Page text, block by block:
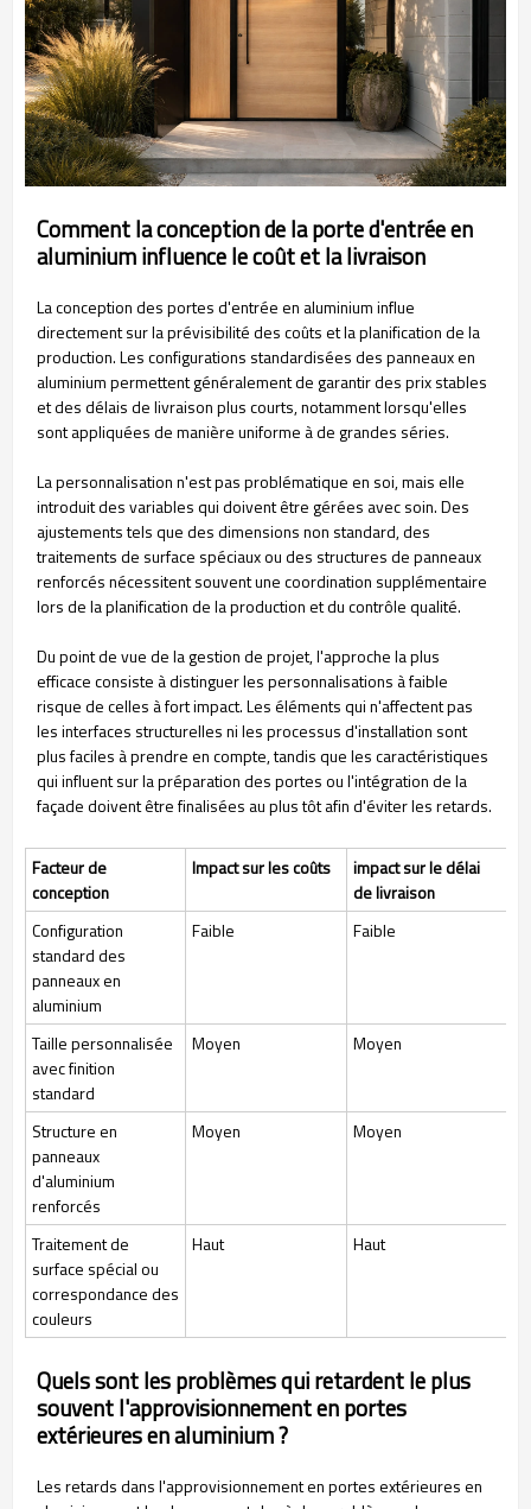
Comment la conception de la porte d'entrée en
aluminium influence le coût et la livraison
La conception des portes d'entrée en aluminium influe
directement sur la prévisibilité des coûts et la planification de la
production. Les configurations standardisées des panneaux en
aluminium permettent généralement de garantir des prix stables
et des délais de livraison plus courts, notamment lorsqu'elles
sont appliquées de manière uniforme à de grandes séries.
La personnalisation n'est pas problématique en soi, mais elle
introduit des variables qui doivent être gérées avec soin. Des
ajustements tels que des dimensions non standard, des
traitements de surface spéciaux ou des structures de panneaux
renforcés nécessitent souvent une coordination supplémentaire
lors de la planification de la production et du contrôle qualité.
Du point de vue de la gestion de projet, l'approche la plus
efficace consiste à distinguer les personnalisations à faible
risque de celles à fort impact. Les éléments qui n'affectent pas
les interfaces structurelles ni les processus d'installation sont
plus faciles à prendre en compte, tandis que les caractéristiques
qui influent sur la préparation des portes ou l'intégration de la
façade doivent être finalisées au plus tôt afin d'éviter les retards.
Facteur de
conception
Impact sur les coûts
impact sur le délai
de livraison
Configuration
standard des
panneaux en
aluminium
Faible Faible
Taille personnalisée
avec finition
standard
Moyen Moyen
Structure en
panneaux
d'aluminium
renforcés
Moyen Moyen
Traitement de
surface spécial ou
correspondance des
couleurs
Haut Haut
Quels sont les problèmes qui retardent le plus
souvent l'approvisionnement en portes
extérieures en aluminium ?
Les retards dans l'approvisionnement en portes extérieures en